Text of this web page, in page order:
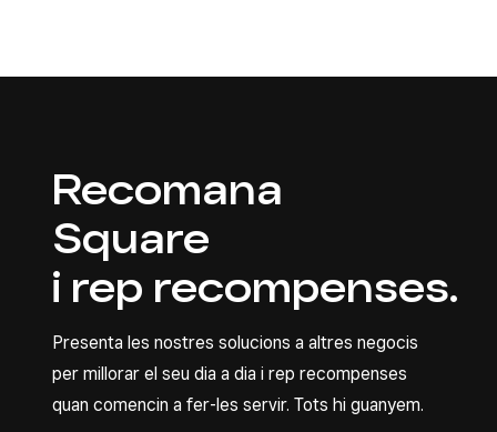
Recomana
Square
i rep recompenses.
Presenta les nostres solucions a altres negocis
per millorar el seu dia a dia i rep recompenses
quan comencin a fer-les servir. Tots hi guanyem.